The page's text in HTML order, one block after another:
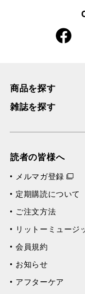
Faceboo
k
X
商品を探す
雑誌を探す
読者の皆様へ
メルマガ登録
定期購読について
ご注文方法
リットーミュージ
会員規約
お知らせ
アフターケア